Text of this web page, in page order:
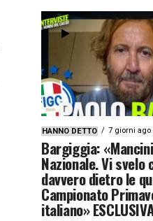
HANNO DETTO 7 giorni ago
Bargiggia:
Nazionale. Vi svelo
davvero dietro le
Campionato
italiano»